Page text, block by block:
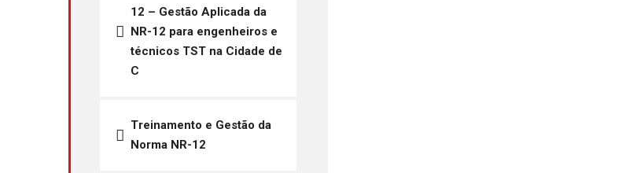
12 – Gestão Aplicada da
NR-12 para engenheiros e
técnicos TST na Cidade de
C
Treinamento e Gestão da
Norma NR-12